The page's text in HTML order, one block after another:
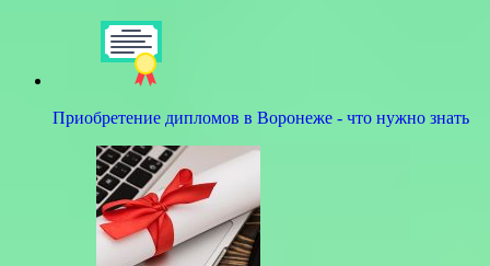
Приобретение дипломов в Воронеже - что нужно знать